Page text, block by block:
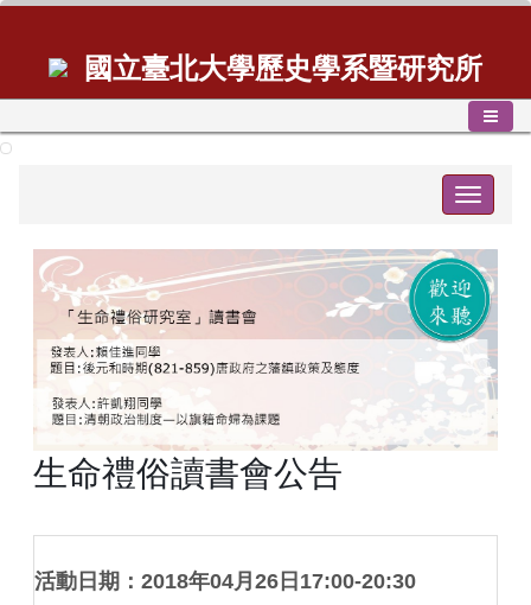
國立臺北大學歷史學系暨研究所
Toggle
生命禮俗讀書會公告
活動日期： 2018年04月 26日 17:00-20:30